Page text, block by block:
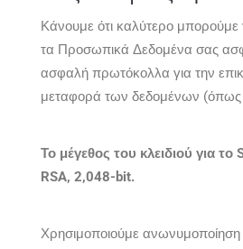
Κάνουμε ότι καλύτερο μπορούμε
τα Προσωπικά Δεδομένα σας
ασφαλή πρωτόκολλα για την
μεταφορά των δεδομένων (όπως
Το μέγεθος του κλειδιού για το
RSA, 2,048-bit.
Χρησιμοποιούμε ανωνυμοποίηση